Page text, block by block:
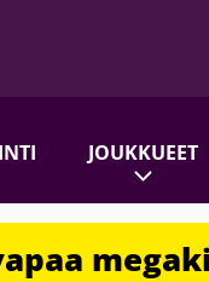
JOUKKUEET